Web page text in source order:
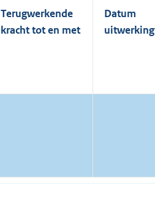
Terugwerkende
kracht tot en met
Datum